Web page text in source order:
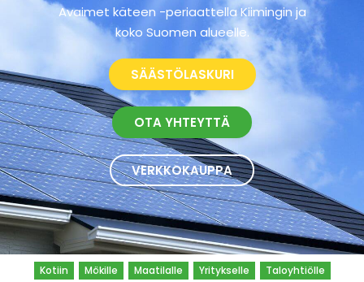
Avaimet käteen -periaattella Kiimingin ja
koko Suomen alueelle.
SÄÄSTÖLASKURI
OTA YHTEYTTÄ
VERKKOKAUPPA
Kotiin Mökille Maatilalle Yritykselle Taloyhtiölle